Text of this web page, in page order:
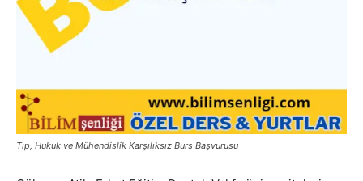
Tıp, Hukuk ve Mühendislik Karşılıksız Burs Başvurusu